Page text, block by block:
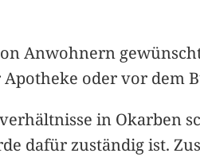
Anwohnern
oder vor dem
in Okarben
dafür zuständig ist.